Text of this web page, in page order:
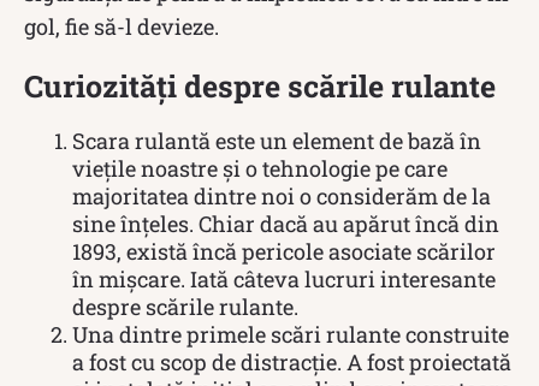
gol, fie să-l devieze.
Curiozități despre scările rulante
Scara rulantă este un element de bază în
viețile noastre și o tehnologie pe care
majoritatea dintre noi o considerăm de la
sine înțeles. Chiar dacă au apărut încă din
1893, există încă pericole asociate scărilor
în mișcare. Iată câteva lucruri interesante
despre scările rulante.
Una dintre primele scări rulante construite
a fost cu scop de distracție. A fost proiectată